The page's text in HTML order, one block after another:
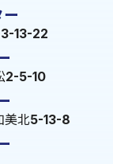
13-22
2-5-10
美北5-13-8